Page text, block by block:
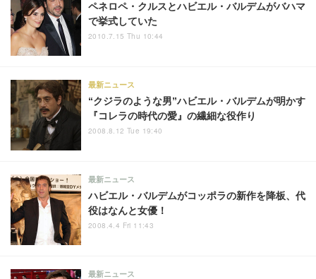
ペネロペ・クルスとハビエル・バルデムがバハマ
で挙式していた
2010.7.15 Thu 10:44
“クジラのような男”ハビエル・バルデムが明かす
『コレラの時代の愛』の繊細な役作り
最新ニュース
2008.8.12 Tue 19:40
ハビエル・バルデムがコッポラの新作を降板、代
役はなんと女優！
最新ニュース
2008.4.4 Fri 11:43
最新ニュース